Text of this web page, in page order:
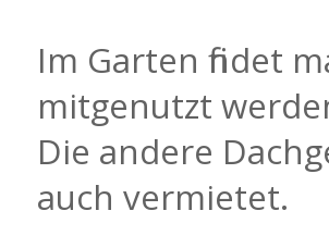
Im Garten findet
mitgenutzt
Die andere
auch vermietet.